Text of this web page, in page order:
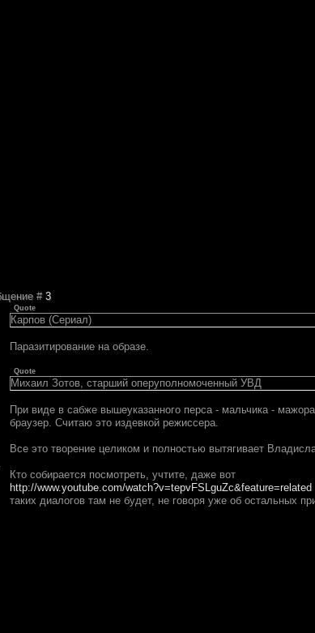
# 3
Quote
Карпов (Сериал)
Паразитирование на образе.
Quote
Михаил Зотов, старший оперуполномоченный УВД
При виде в сабже вышеуказанного перса - мальчика -
браузер. Считаю это издевкой режиссера.
Все это творение целиком и полностью вытягивает
Кто собирается посмотреть, учтите, даже вот
http://www.youtube.com/watch?v=tepvFSLguZc&feature=related
таких диалогов там не будет, не говоря уже об остальных